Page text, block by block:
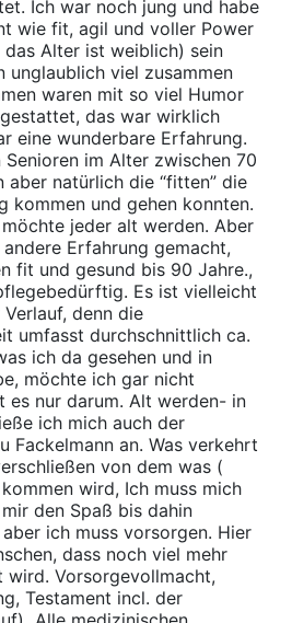
Ich war noch jung und habe
wie fit, agil und voller Power
das Alter ist weiblich) sein
unglaublich viel zusammen
waren mit so viel Humor
das war wirklich
eine wunderbare Erfahrung.
Senioren im Alter zwischen 70
aber natürlich die “fitten” die
kommen und gehen konnten.
jeder alt werden. Aber
Erfahrung gemacht,
fit und gesund bis 90 Jahre.,
Es ist vielleicht
denn die
umfasst durchschnittlich ca.
ich da gesehen und in
möchte ich gar nicht
es nur darum. Alt werden- in
ich mich auch der
Fackelmann an. Was verkehrt
von dem was (
wird, Ich muss mich
den Spaß bis dahin
ich muss vorsorgen. Hier
dass noch viel mehr
wird. Vorsorgevollmacht,
Testament incl. der